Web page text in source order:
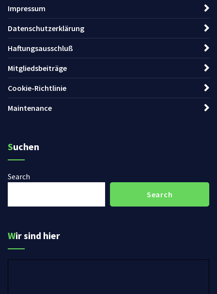
Impressum
Datenschutzerklärung
Haftungsausschluß
Mitgliedsbeiträge
Cookie-Richtlinie
Maintenance
Suchen
Search
Search
Wir sind hier